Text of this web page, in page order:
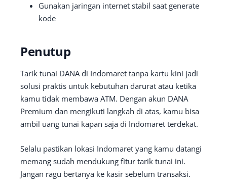
Gunakan jaringan internet stabil saat generate
kode
Penutup
Tarik tunai DANA di Indomaret tanpa kartu kini jadi
solusi praktis untuk kebutuhan darurat atau ketika
kamu tidak membawa ATM. Dengan akun DANA
Premium dan mengikuti langkah di atas, kamu bisa
ambil uang tunai kapan saja di Indomaret terdekat.
Selalu pastikan lokasi Indomaret yang kamu datangi
memang sudah mendukung fitur tarik tunai ini.
Jangan ragu bertanya ke kasir sebelum transaksi.